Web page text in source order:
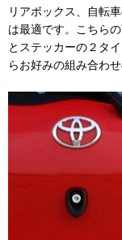
リアボックス、自転
は最適です。こちら
とステッカーの２タ
らお好みの組み合わ